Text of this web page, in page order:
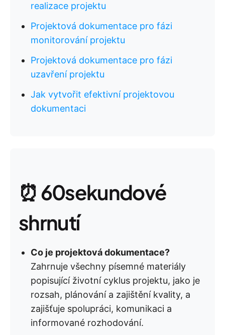
realizace projektu
Projektová dokumentace pro fázi
monitorování projektu
Projektová dokumentace pro fázi
uzavření projektu
Jak vytvořit efektivní projektovou
dokumentaci
⏰ 60sekundové
shrnutí
Co je projektová dokumentace?
Zahrnuje všechny písemné materiály
popisující životní cyklus projektu, jako je
rozsah, plánování a zajištění kvality, a
zajišťuje spolupráci, komunikaci a
informované rozhodování.